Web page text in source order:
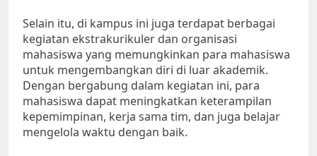
Selain itu, di kampus ini juga terdapat berbagai
kegiatan ekstrakurikuler dan organisasi
mahasiswa yang memungkinkan para mahasiswa
untuk mengembangkan diri di luar akademik.
Dengan bergabung dalam kegiatan ini, para
mahasiswa dapat meningkatkan keterampilan
kepemimpinan, kerja sama tim, dan juga belajar
mengelola waktu dengan baik.